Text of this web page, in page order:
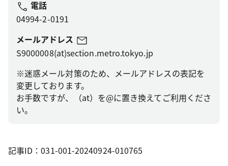
電話
04994-2-0191
メールアドレス
S9000008(at)section.metro.tokyo.jp
※迷惑メール対策のため、メールアドレスの表記を
変更しております。
お手数ですが、（at）を@に置き換えてご利用くださ
い。
記事ID：031-001-20240924-010765